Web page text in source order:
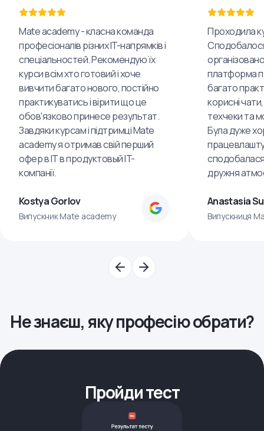
Mate academy - класна команда
професіоналів різних IT-напрямків і
спеціальностей. Рекомендую їх
курси всім хто готовий і хоче
вивчити багато нового, постійно
практикуватись і вірити що це
обов'язково принесе результат.
Завдяки курсам і підтримці Mate
academy я отримав свій перший
офер в IT в продуктовый IT-
компанії.
Kostya Gorlov
Випускник Mate academy
Проходила
платформа
багато
корисні
техчеки та
Була дуже
дружня
Anastasia
Випускниця
Не знаєш, яку професію обрати?
Пройди тест